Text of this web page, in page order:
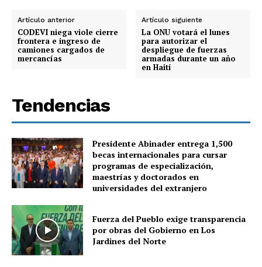
Artículo anterior
CODEVI niega viole cierre
frontera e ingreso de
camiones cargados de
mercancías
Artículo siguiente
La ONU votará el lunes
para autorizar el
despliegue de fuerzas
armadas durante un año
en Haití
Tendencias
Presidente Abinader entrega 1,500
becas internacionales para cursar
programas de especialización,
maestrías y doctorados en
universidades del extranjero
Fuerza del Pueblo exige transparencia
por obras del Gobierno en Los
Jardines del Norte